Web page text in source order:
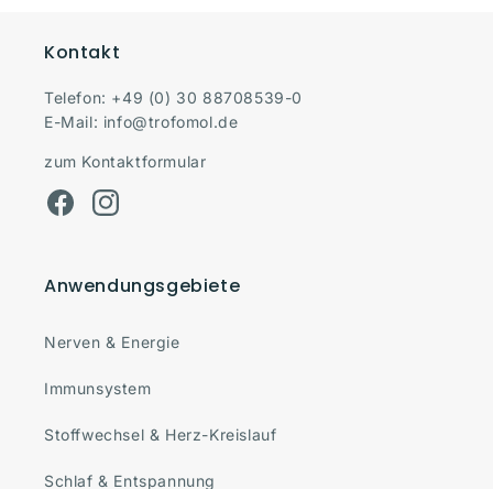
Kontakt
Telefon: +49 (0) 30 88708539-0
E-Mail: info@trofomol.de
zum Kontaktformular
FacebookInstagram
Anwendungsgebiete
Nerven & Energie
Immunsystem
Stoffwechsel & Herz-Kreislauf
Schlaf & Entspannung